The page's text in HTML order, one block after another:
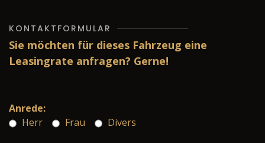
KONTAKTFORMULAR
Sie möchten für dieses Fahrzeug eine
Leasingrate anfragen? Gerne!
Anrede:
Herr
Frau Divers